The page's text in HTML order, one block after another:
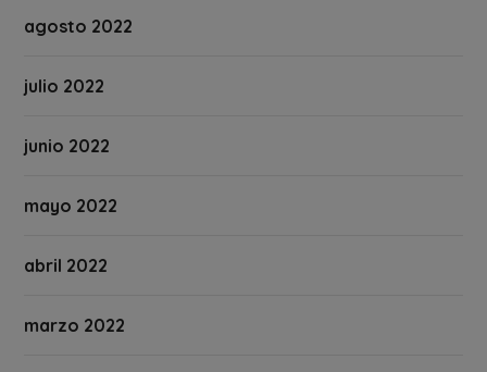
agosto 2022
julio 2022
junio 2022
mayo 2022
abril 2022
marzo 2022